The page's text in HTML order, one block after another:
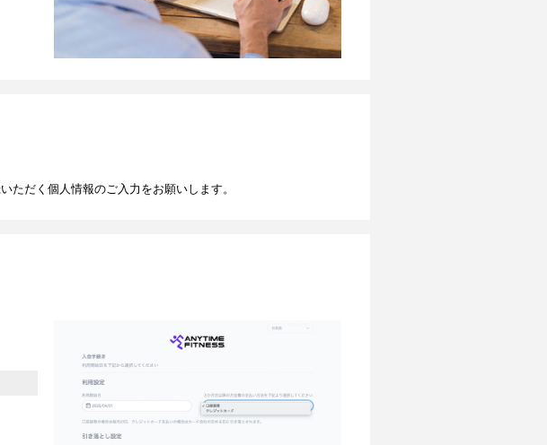
ただく個人情報のご入力をお願いします。